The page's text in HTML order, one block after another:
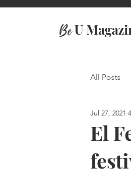
BeU
All Posts
Travel
El
Jul 27, 2021